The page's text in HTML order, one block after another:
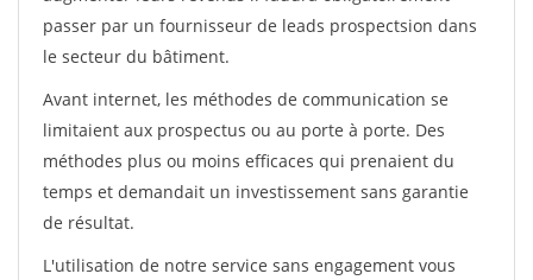
passer par un fournisseur de leads prospectsion dans
le secteur du bâtiment.
Avant internet, les méthodes de communication se
limitaient aux prospectus ou au porte à porte. Des
méthodes plus ou moins efficaces qui prenaient du
temps et demandait un investissement sans garantie
de résultat.
L'utilisation de notre service sans engagement vous